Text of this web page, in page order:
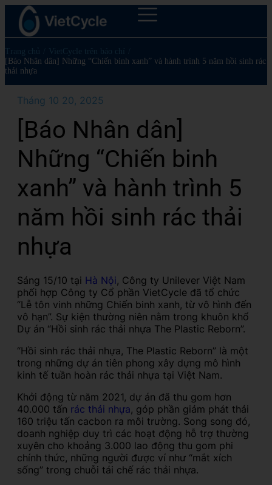
Trang chủ VietCycle trên báo chí
[Báo Nhân dân] Những “Chiến binh xanh” và hành trình 5 năm hồi sinh rác
thải nhựa
Tháng 10 20, 2025
[Báo Nhân dân]
Những “Chiến binh
xanh” và hành trình 5
năm hồi sinh rác thải
nhựa
Sáng 15/10 tại Hà Nội, Công ty Unilever Việt Nam
phối hợp Công ty Cổ phần VietCycle đã tổ chức
“Lễ tôn vinh những Chiến binh xanh, từ vô hình đến
vô hạn”. Sự kiện thường niên nằm trong khuôn khổ
Dự án “Hồi sinh rác thải nhựa The Plastic Reborn”.
“Hồi sinh rác thải nhựa, The Plastic Reborn” là một
trong những dự án tiên phong xây dựng mô hình
kinh tế tuần hoàn rác thải nhựa tại Việt Nam.
Khởi động từ năm 2021, dự án đã thu gom hơn
40.000 tấn rác thải nhựa, góp phần giảm phát thải
160 triệu tấn cacbon ra môi trường. Song song đó,
doanh nghiệp duy trì các hoạt động hỗ trợ thường
xuyên cho khoảng 3.000 lao động thu gom phi
chính thức, những người được ví như “mắt xích
sống” trong chuỗi tái chế rác thải nhựa.